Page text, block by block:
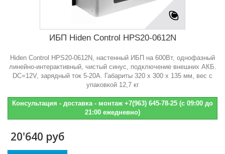
ИБП Hiden Control HPS20-0612N
Hiden Control HPS20-0612N, настенный ИБП на 600Вт, однофазный
линейно-интерактивный, чистый синус, подключение внешних АКБ.
DC=12V, зарядный ток 5-20А. Габариты 320 х 300 х 135 мм, вес с
упаковкой 12,7 кг
Консультация - доставка - монтаж +7(963) 645-78-25 (с 09:00 до
21:00 ежедневно)
20'640 руб